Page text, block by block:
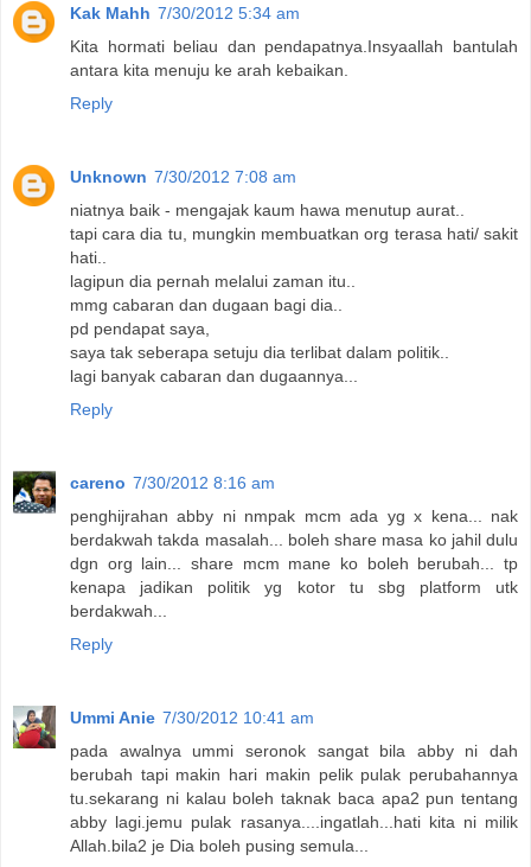
Kak Mahh 7/30/2012 5:34 am
Kita hormati beliau dan pendapatnya.Insyaallah bantulah
antara kita menuju ke arah kebaikan.
Reply
Unknown 7/30/2012 7:08 am
niatnya baik - mengajak kaum hawa menutup aurat..
tapi cara dia tu, mungkin membuatkan org terasa hati/ sakit
hati..
lagipun dia pernah melalui zaman itu..
mmg cabaran dan dugaan bagi dia..
pd pendapat saya,
saya tak seberapa setuju dia terlibat dalam politik..
lagi banyak cabaran dan dugaannya...
Reply
careno 7/30/2012 8:16 am
penghijrahan abby ni nmpak mcm ada yg x kena... nak
berdakwah takda masalah... boleh share masa ko jahil dulu
dgn org lain... share mcm mane ko boleh berubah... tp
kenapa jadikan politik yg kotor tu sbg platform utk
berdakwah...
Reply
Ummi Anie 7/30/2012 10:41 am
pada awalnya ummi seronok sangat bila abby ni dah
berubah tapi makin hari makin pelik pulak perubahannya
tu.sekarang ni kalau boleh taknak baca apa2 pun tentang
abby lagi.jemu pulak rasanya....ingatlah...hati kita ni milik
Allah.bila2 je Dia boleh pusing semula...